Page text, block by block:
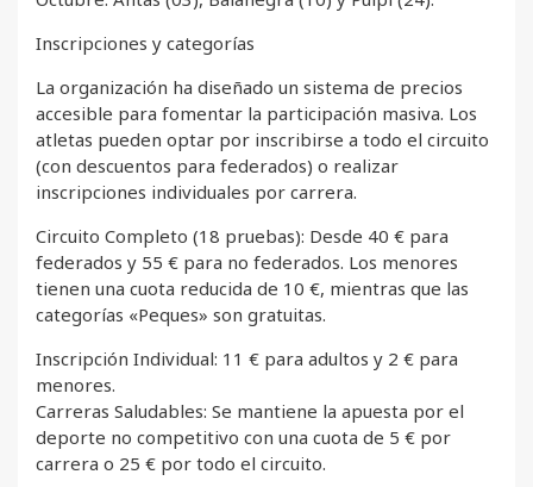
Inscripciones y categorías
La organización ha diseñado un sistema de precios
accesible para fomentar la participación masiva. Los
atletas pueden optar por inscribirse a todo el circuito
(con descuentos para federados) o realizar
inscripciones individuales por carrera.
Circuito Completo (18 pruebas): Desde 40 € para
federados y 55 € para no federados. Los menores
tienen una cuota reducida de 10 €, mientras que las
categorías «Peques» son gratuitas.
Inscripción Individual: 11 € para adultos y 2 € para
menores.
Carreras Saludables: Se mantiene la apuesta por el
deporte no competitivo con una cuota de 5 € por
carrera o 25 € por todo el circuito.